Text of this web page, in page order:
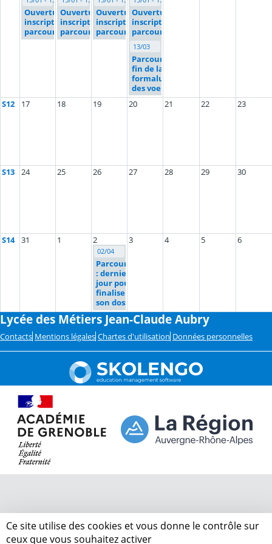
Ouverture
inscription
parcoursup
Ouverture
inscription
parcoursup
Ouverture
inscription
parcoursup
Ouverture
inscription
parcoursup
13/03
Parcoursup :
fin de la
formaluation
des voeux
S12 17 18 19 20 21 22 23
S13 24 25 26 27 28 29 30
S14 31 1 2
02/04
Parcoursup
: dernier
jour pour
finaliser
son dossier
3 4 5 6
Lycée des Métiers Jean-Claude Aubry
Contacts Mentions légales Chartes d'utilisation Données personnelles
Ce site utilise des cookies et vous donne le contrôle sur
ceux que vous souhaitez activer